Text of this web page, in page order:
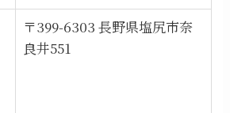
〒399-6303 長野県塩尻市奈
良井551